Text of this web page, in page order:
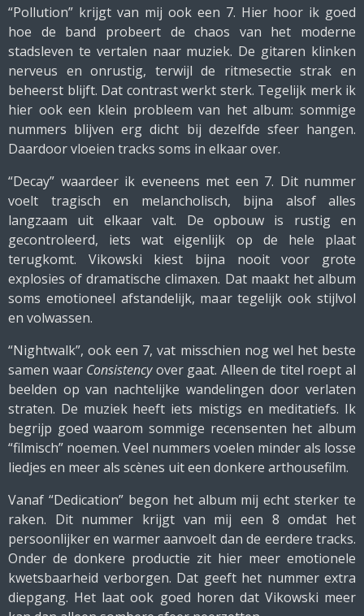
“Pollution” krijgt van mij ook een 7. Hier hoor ik goed
hoe de band probeert de chaos van het moderne
stadsleven te vertalen naar muziek. De gitaren klinken
nerveus en onrustig, terwijl de ritmesectie strak en
beheerst blijft. Dat contrast werkt sterk. Tegelijk merk ik
hier ook een klein probleem van het album: sommige
nummers blijven erg dicht bij dezelfde sfeer hangen.
Daardoor vloeien tracks soms in elkaar over.
“Decay” waardeer ik eveneens met een 7. Dit nummer
voelt tragisch en melancholisch, bijna alsof alles
langzaam uit elkaar valt. De opbouw is rustig en
gecontroleerd, iets wat eigenlijk op de hele plaat
terugkomt. Vikowski kiest bijna nooit voor grote
explosies of dramatische climaxen. Dat maakt het album
soms emotioneel afstandelijk, maar tegelijk ook stijlvol
en volwassen.
“Nightwalk”, ook een 7, vat misschien nog wel het beste
samen waar Consistencyover gaat. Alleen de titel roept al
beelden op van nachtelijke wandelingen door verlaten
straten. De muziek heeft iets mistigs en meditatiefs. Ik
begrijp goed waarom sommige recensenten het album
“filmisch” noemen. Veel nummers voelen minder als losse
liedjes en meer als scènes uit een donkere arthousefilm.
Vanaf “Dedication” begon het album mij echt sterker te
raken. Dit nummer krijgt van mij een 8 omdat het
persoonlijker en warmer aanvoelt dan de eerdere tracks.
Onder de donkere productie zit hier meer emotionele
kwetsbaarheid verborgen. Dat geeft het nummer extra
diepgang. Het laat ook goed horen dat Vikowski meer